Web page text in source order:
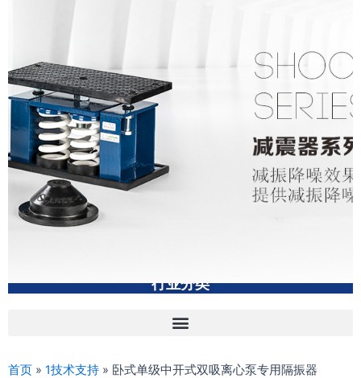
行业分类
首页 » 1技术支持 » 卧式单级中开式双吸离心泵专用隔振器